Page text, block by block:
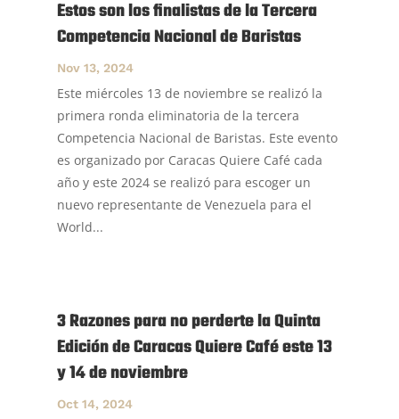
Estos son los finalistas de la Tercera
Competencia Nacional de Baristas
Nov 13, 2024
Este miércoles 13 de noviembre se realizó la
primera ronda eliminatoria de la tercera
Competencia Nacional de Baristas. Este evento
es organizado por Caracas Quiere Café cada
año y este 2024 se realizó para escoger un
nuevo representante de Venezuela para el
World...
3 Razones para no perderte la Quinta
Edición de Caracas Quiere Café este 13
y 14 de noviembre
Oct 14, 2024